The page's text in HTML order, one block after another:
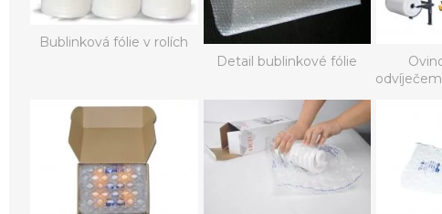
Bublinková fólie v rolích
Detail bublinkové fólie